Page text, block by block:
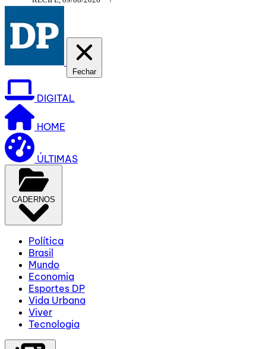
Fechar
DIGITAL
HOME
ÚLTIMAS
CADERNOS
Política
Brasil
Mundo
Economia
Esportes DP
Vida Urbana
Viver
Tecnologia